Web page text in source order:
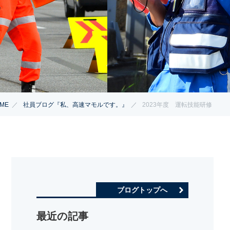
社員ブログ『私、高速マモルです。』 2023年度 運転技能研修
ブログトップへ
最近の記事